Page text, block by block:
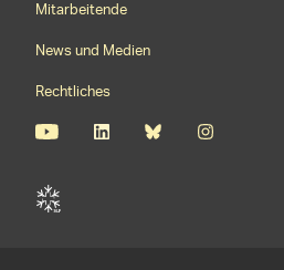
Mitarbeitende
News und Medien
Rechtliches